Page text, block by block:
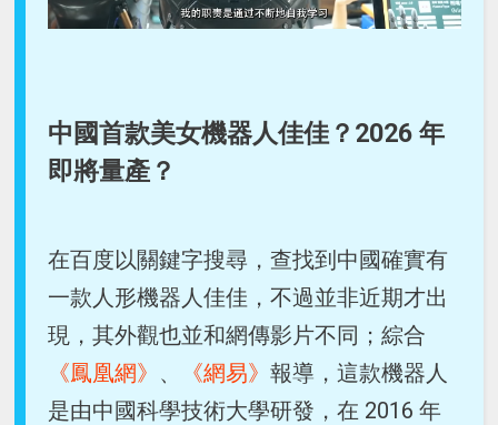
中國首款美女機器人佳佳？2026 年
即將量產？
在百度以關鍵字搜尋，查找到中國確實有
一款人形機器人佳佳，不過並非近期才出
現，其外觀也並和網傳影片不同；綜合
《鳳凰網》 、 《網易》報導，這款機器人
是由中國科學技術大學研發，在 2016 年